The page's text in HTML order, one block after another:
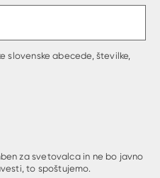
slovenske abecede, številke,
za svetovalca in ne bo javno
to spoštujemo.